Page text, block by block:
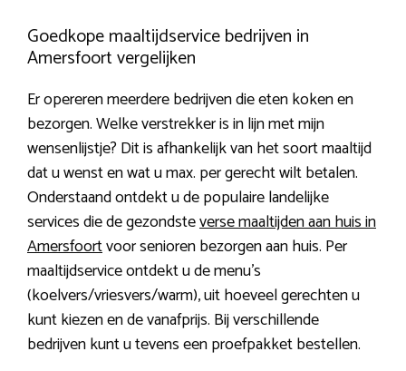
Goedkope maaltijdservice bedrijven in
Amersfoort vergelijken
Er opereren meerdere bedrijven die eten koken en
bezorgen. Welke verstrekker is in lijn met mijn
wensenlijstje? Dit is afhankelijk van het soort maaltijd
dat u wenst en wat u max. per gerecht wilt betalen.
Onderstaand ontdekt u de populaire landelijke
services die de gezondsteverse maaltijden aan huis in
Amersfoortvoor senioren bezorgen aan huis. Per
maaltijdservice ontdekt u de menu’s
(koelvers/vriesvers/warm), uit hoeveel gerechten u
kunt kiezen en de vanafprijs. Bij verschillende
bedrijven kunt u tevens een proefpakket bestellen.